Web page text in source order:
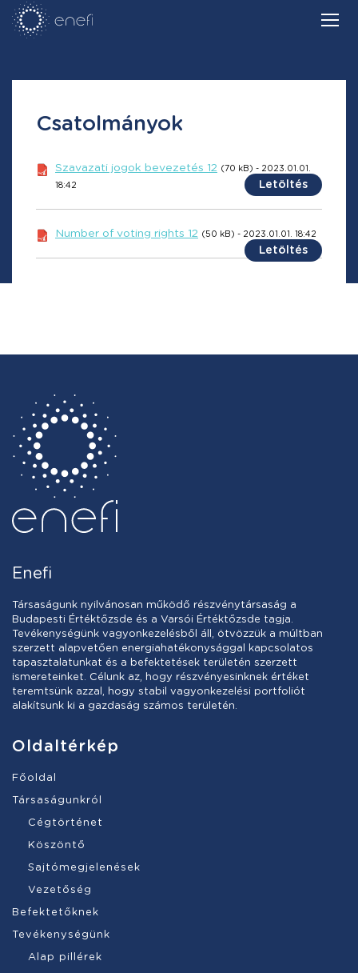
Csatolmányok
Szavazati jogok bevezetés 12 (70 kB) - 2023.01.01.
18:42 Letöltés
Number of voting rights 12 (50 kB) - 2023.01.01. 18:42
Letöltés
Enefi
Társaságunk nyilvánosan működő részvénytársaság a
Budapesti Értéktőzsde és a Varsói Értéktőzsde tagja.
Tevékenységünk vagyonkezelésből áll, ötvözzük a múltban
szerzett alapvetően energiahatékonysággal kapcsolatos
tapasztalatunkat és a befektetések területén szerzett
ismereteinket. Célunk az, hogy részvényesinknek értéket
teremtsünk azzal, hogy stabil vagyonkezelési portfoliót
alakítsunk ki a gazdaság számos területén.
Oldaltérkép
Főoldal
Társaságunkról
Cégtörténet
Köszöntő
Sajtómegjelenések
Vezetőség
Befektetőknek
Tevékenységünk
Alap pillérek